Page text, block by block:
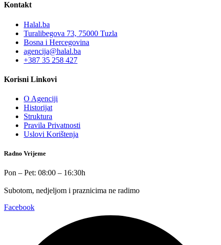
Kontakt
Halal.ba
Turalibegova 73, 75000 Tuzla
Bosna i Hercegovina
agencija@halal.ba
+387 35 258 427
Korisni Linkovi
O Agenciji
Historijat
Struktura
Pravila Privatnosti
Uslovi Korištenja
Radno Vrijeme
Pon – Pet: 08:00 – 16:30h
Subotom, nedjeljom i praznicima ne radimo
Facebook